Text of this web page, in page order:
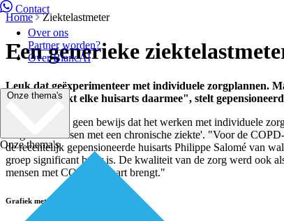
Contact
Over ons
Partner worden?
Over BiancAI
Onze thema's
Onze thema's
Home Ziektelastmeter
Een generieke
Leuk dat geëxperimenteer met individuele zorgplannen.
vier jaar werkt elke huisarts daarmee", stelt
Er is nog altijd geen bewijs dat het werken met individuele
zorg voor mensen met een chronische ziekte'. "Voor de
de recentelijk gepensioneerde huisarts Philippe Salomé van
groep significant beter is. De kwaliteit van de zorg werd ook
mensen met COPD in kaart brengt."
Grafiek met ballonnen